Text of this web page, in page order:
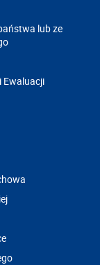
lub ze
Ewaluacji